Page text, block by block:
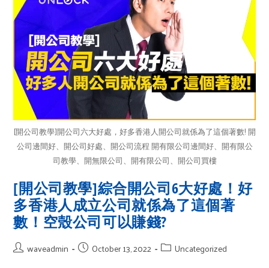
[開公司教學]開公司六大好處，好多香港人開公司就係為了這個著數! 開
公司邊間好、開公司好處、開公司流程 開有限公司邊間好、開有限公
司教學、開無限公司、開有限公司、開公司買樓
[開公司教學]綜合開公司6大好處！好
多香港人成立公司就係為了這個著
數！空殼公司可以賺錢?
waveadmin October 13, 2022 Uncategorized